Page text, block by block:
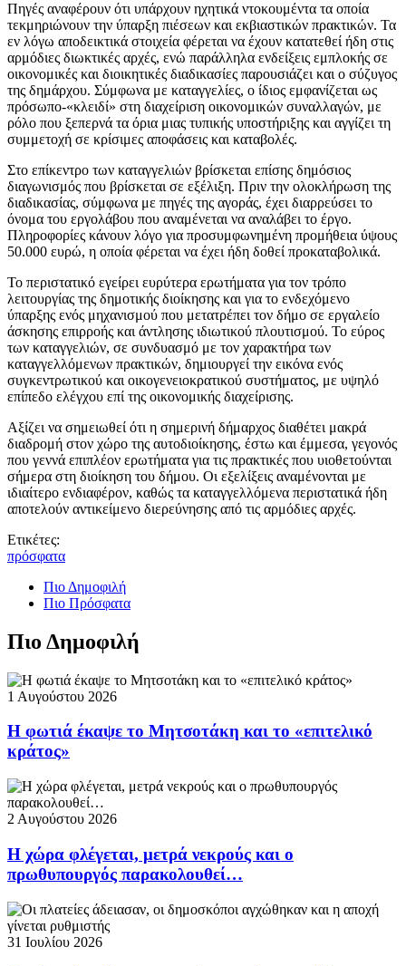
Πηγές αναφέρουν ότι υπάρχουν ηχητικά ντοκουμέντα τα οποία
τεκμηριώνουν την ύπαρξη πιέσεων και εκβιαστικών πρακτικών. Τα
εν λόγω αποδεικτικά στοιχεία φέρεται να έχουν κατατεθεί ήδη στις
αρμόδιες διωκτικές αρχές, ενώ παράλληλα ενδείξεις εμπλοκής σε
οικονομικές και διοικητικές διαδικασίες παρουσιάζει και ο σύζυγος
της δημάρχου. Σύμφωνα με καταγγελίες, ο ίδιος εμφανίζεται ως
πρόσωπο-«κλειδί» στη διαχείριση οικονομικών συναλλαγών, με
ρόλο που ξεπερνά τα όρια μιας τυπικής υποστήριξης και αγγίζει τη
συμμετοχή σε κρίσιμες αποφάσεις και καταβολές.
Στο επίκεντρο των καταγγελιών βρίσκεται επίσης δημόσιος
διαγωνισμός που βρίσκεται σε εξέλιξη. Πριν την ολοκλήρωση της
διαδικασίας, σύμφωνα με πηγές της αγοράς, έχει διαρρεύσει το
όνομα του εργολάβου που αναμένεται να αναλάβει το έργο.
Πληροφορίες κάνουν λόγο για προσυμφωνημένη προμήθεια ύψους
50.000 ευρώ, η οποία φέρεται να έχει ήδη δοθεί προκαταβολικά.
Το περιστατικό εγείρει ευρύτερα ερωτήματα για τον τρόπο
λειτουργίας της δημοτικής διοίκησης και για το ενδεχόμενο
ύπαρξης ενός μηχανισμού που μετατρέπει τον δήμο σε εργαλείο
άσκησης επιρροής και άντλησης ιδιωτικού πλουτισμού. Το εύρος
των καταγγελιών, σε συνδυασμό με τον χαρακτήρα των
καταγγελλόμενων πρακτικών, δημιουργεί την εικόνα ενός
συγκεντρωτικού και οικογενειοκρατικού συστήματος, με υψηλό
επίπεδο ελέγχου επί της οικονομικής διαχείρισης.
Αξίζει να σημειωθεί ότι η σημερινή δήμαρχος διαθέτει μακρά
διαδρομή στον χώρο της αυτοδιοίκησης, έστω και έμμεσα, γεγονός
που γεννά επιπλέον ερωτήματα για τις πρακτικές που υιοθετούνται
σήμερα στη διοίκηση του δήμου. Οι εξελίξεις αναμένονται με
ιδιαίτερο ενδιαφέρον, καθώς τα καταγγελλόμενα περιστατικά ήδη
αποτελούν αντικείμενο διερεύνησης από τις αρμόδιες αρχές.
Ετικέτες:
πρόσφατα
Πιο Δημοφιλή
Πιο Πρόσφατα
Πιο Δημοφιλή
1 Αυγούστου 2026
Η φωτιά έκαψε το Μητσοτάκη και το «επιτελικό
κράτος»
2 Αυγούστου 2026
Η χώρα φλέγεται, μετρά νεκρούς και ο
πρωθυπουργός παρακολουθεί…
31 Ιουλίου 2026